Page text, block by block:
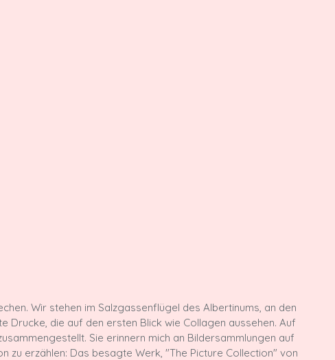
Wir stehen im Salzgassenflügel des Albertinums, an den
die auf den ersten Blick wie Collagen aussehen. Auf
Sie erinnern mich an Bildersammlungen auf
zu erzählen: Das besagte Werk, "The Picture Collection" von